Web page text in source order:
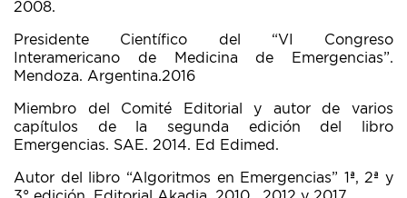
2008.
Presidente Científico del “VI Congreso
Interamericano de Medicina de Emergencias”.
Mendoza. Argentina.2016
Miembro del Comité Editorial y autor de varios
capítulos de la segunda edición del libro
Emergencias. SAE. 2014. Ed Edimed.
Autor del libro “Algoritmos en Emergencias” 1ª, 2ª y